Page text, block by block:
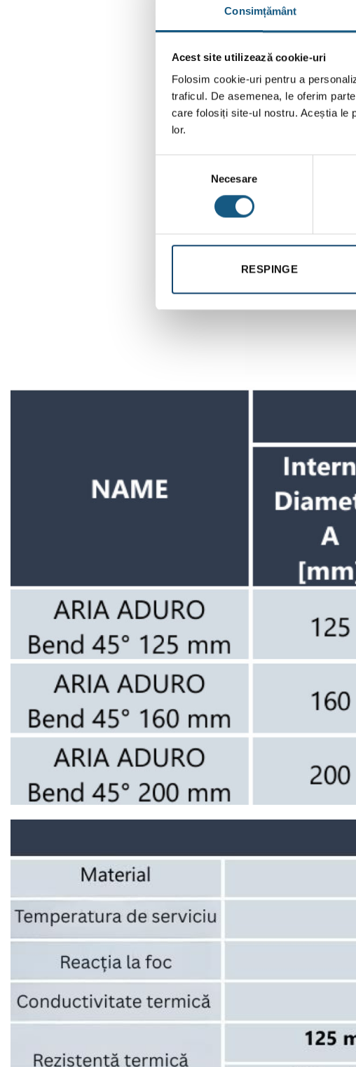
Consimțământ
Acest site utilizează cookie-uri
Folosim cookie-uri pentru a
traficul. De asemenea, le oferim
care folosiți site-ul nostru. Aceștia le
lor.
consimțământului
Necesare
RESPINGE